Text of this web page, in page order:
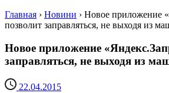
Главная › Новини › Новое приложение
позволит заправляться, не выходя из
Новое приложение
заправляться, не выходя из
22.04.2015